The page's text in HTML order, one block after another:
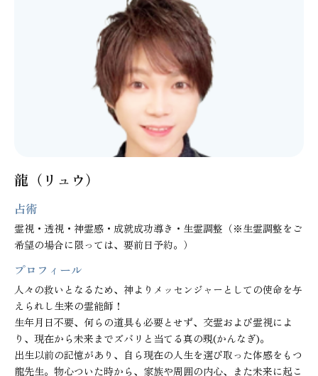
龍（リュウ）
占術
霊視・透視・神霊感・成就成功導き・生霊調整（※生霊調整をご
希望の場合に限っては、要前日予約。）
プロフィール
人々の救いとなるため、神よりメッセンジャーとしての使命を与
えられし生来の霊能師！
生年月日不要、何らの道具も必要とせず、交霊および霊視によ
り、現在から未来までズバリと当てる真の覡(かんなぎ)。
出生以前の記憶があり、自ら現在の人生を選び取った体感をもつ
龍先生。物心ついた時から、家族や周囲の内心、また未来に起こ